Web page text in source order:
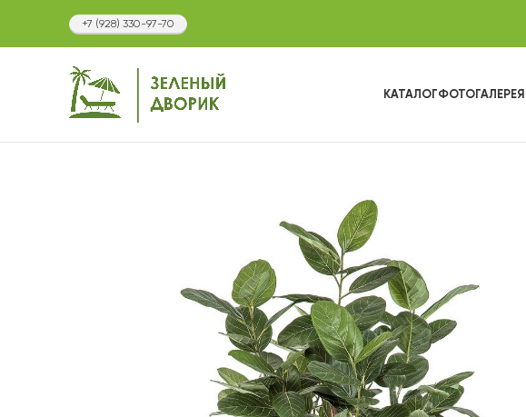
+7 (928) 330-97-70
КАТАЛОГФОТОГАЛЕРЕЯ
В КАТЕГОРИИ
КАТАЛОГ